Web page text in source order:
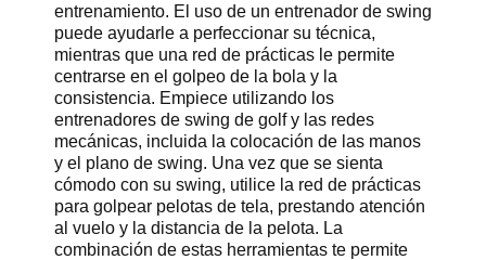
entrenamiento. El uso de un entrenador de swing
puede ayudarle a perfeccionar su técnica,
mientras que una red de prácticas le permite
centrarse en el golpeo de la bola y la
consistencia. Empiece utilizando los
entrenadores de swing de golf y las redes
mecánicas, incluida la colocación de las manos
y el plano de swing. Una vez que se sienta
cómodo con su swing, utilice la red de prácticas
para golpear pelotas de tela, prestando atención
al vuelo y la distancia de la pelota. La
combinación de estas herramientas te permite